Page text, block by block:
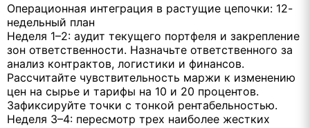
Операционная интеграция в растущие цепочки: 12-
недельный план
Неделя 1–2: аудит текущего портфеля и закрепление
зон ответственности. Назначьте ответственного за
анализ контрактов, логистики и финансов.
Рассчитайте чувствительность маржи к изменению
цен на сырье и тарифы на 10 и 20 процентов.
Зафиксируйте точки с тонкой рентабельностью.
Неделя 3–4: пересмотр трех наиболее жестких